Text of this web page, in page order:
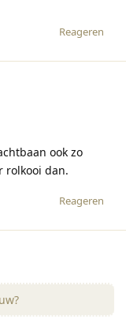
Reageren
ook zo
rolkooi dan.
Reageren